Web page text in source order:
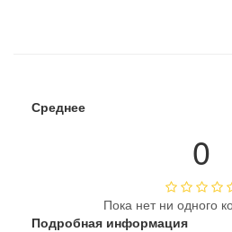
Среднее
0
Пока нет ни одного
Подробная информация